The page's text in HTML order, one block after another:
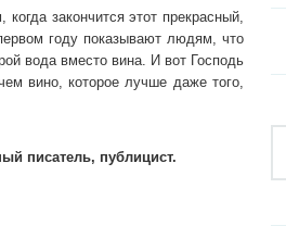
закончится этот прекрасный,
году показывают людям, что
вода вместо вина. И вот Господь
вино, которое лучше даже того,
писатель, публицист.